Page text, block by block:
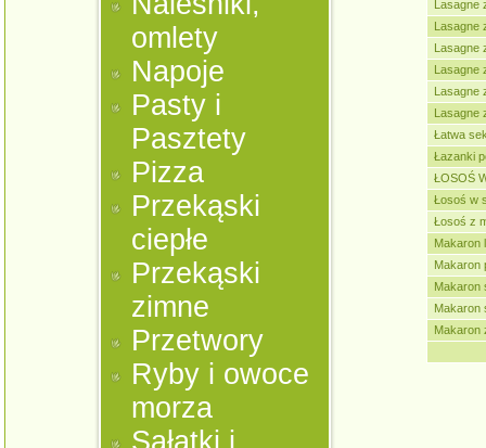
omlety
Napoje
Pasty i
Pasztety
Pizza
Przekąski
ciepłe
Przekąski
zimne
Przetwory
Ryby i owoce
morza
Sałatki i
Lasagne
Lasagne
Lasagne
Lasagne
Lasagne
Lasagne
Łatwa
Łazanki
ŁOSOŚ
Łosoś w
Łosoś z
Makaron
Makaron
Makaron
Makaron
Makaron